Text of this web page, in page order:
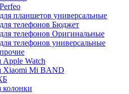
планшетов универсальные
телефонов Бюджет
телефонов Оригинальные
телефонов универсальные
Apple Watch
Xiaomi Mi BAND
колонки